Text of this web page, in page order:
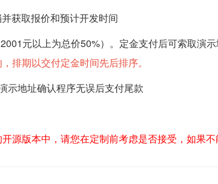
获取报价和预计开发时间
元以上为总价50%）。定金支付后可索取演示
排期以交付定金时间先后排序。
示地址确认程序无误后支付尾款
源版本中，请您在定制前考虑是否接受，如果不